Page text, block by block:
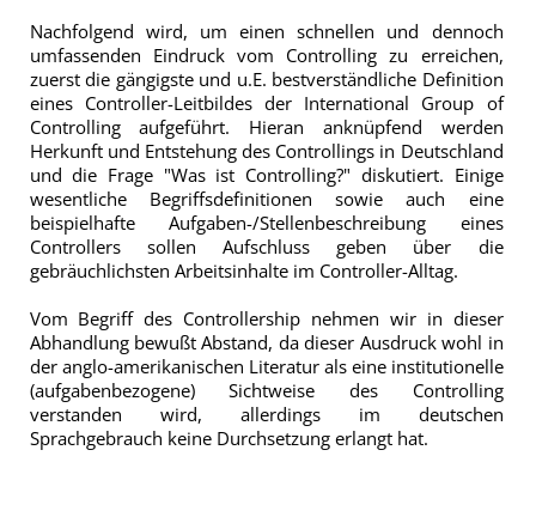
Nachfolgend wird, um einen schnellen und dennoch
umfassenden Eindruck vom Controlling zu erreichen,
zuerst die gängigste und u.E. bestverständliche Definition
eines Controller-Leitbildes der International Group of
Controlling aufgeführt. Hieran anknüpfend werden
Herkunft und Entstehung des Controllings in Deutschland
und die Frage "Was ist Controlling?" diskutiert. Einige
wesentliche Begriffsdefinitionen sowie auch eine
beispielhafte Aufgaben-/Stellenbeschreibung eines
Controllers sollen Aufschluss geben über die
gebräuchlichsten Arbeitsinhalte im Controller-Alltag.
Vom Begriff des Controllership nehmen wir in dieser
Abhandlung bewußt Abstand, da dieser Ausdruck wohl in
der anglo-amerikanischen Literatur als eine institutionelle
(aufgabenbezogene) Sichtweise des Controlling
verstanden wird, allerdings im deutschen
Sprachgebrauch keine Durchsetzung erlangt hat.